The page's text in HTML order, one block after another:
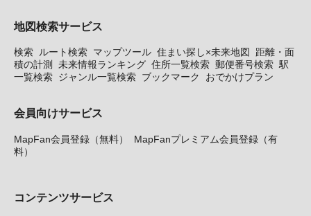
地図検索サービス
検索 ルート検索 マップツール 住まい探し×未来地図
距離・面
積の計測
未来情報ランキング 住所一覧検索 郵便番号検索 駅
一覧検索 ジャンル一覧検索 ブックマーク おでかけプラン
会員向けサービス
MapFan会員登録（無料）
MapFanプレミアム会員登録（有
料）
コンテンツサービス